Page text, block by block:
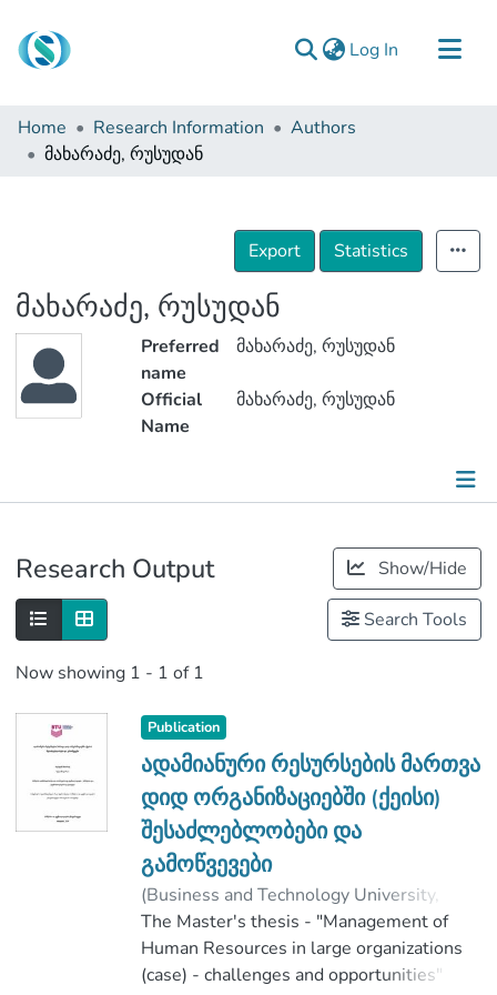
Log In (current)
Communities & Collections
Browse
Home Research Information
Authors
მახარაძე, რუსუდან
Export Statistics
მახარაძე, რუსუდან
Preferred
name
მახარაძე, რუსუდან
Official
Name
მახარაძე, რუსუდან
Research Output Show/Hide
Search Tools
Now showing 1 - 1 of 1
Publication
ადამიანური რესურსების მართვა
დიდ ორგანიზაციებში (ქეისი)
შესაძლებლობები და
გამოწვევები
(Business and Technology University,
2019)მახარაძე, რუსუდან
;
ნადარაია, ბელა
;
პეტრიაშვილი, მაკა
;
The Master's thesis - "Management of
Human Resources in large organizations
(case) - challenges and opportunities"